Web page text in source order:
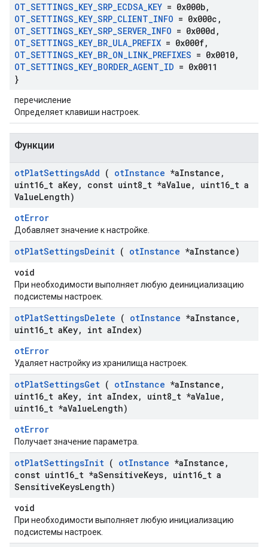
OT_SETTINGS_KEY_SRP_ECDSA_KEY = 0x000b,
OT_SETTINGS_KEY_SRP_CLIENT_INFO = 0x000c ,
OT_SETTINGS_KEY_SRP_SERVER_INFO = 0x000d ,
OT_SETTINGS_KEY_BR_ULA_PREFIX = 0x000f,
OT_SETTINGS_KEY_BR_ON_LINK_PREFIXES = 0x0010,
OT_SETTINGS_KEY_BORDER_AGENT_ID = 0x0011
}
перечисление
Определяет клавиши настроек.
Функции
otPlatSettingsAdd ( otInstance *aInstance ,
uint16 t aKey, const uint8 t *aValue , uint16 t a
ValueLength)
otError
Добавляет значение к настройке.
otPlatSettingsDeinit ( otInstance *aInstance)
void
При необходимости выполняет любую деинициализацию
подсистемы настроек.
otPlatSettingsDelete ( otInstance *aInstance ,
uint16 t aKey, int aIndex)
otError
Удаляет настройку из хранилища настроек.
otPlatSettingsGet ( otInstance *aInstance ,
uint16 t aKey, int aIndex, uint8 t *aValue ,
uint16 t *aValueLength)
otError
Получает значение параметра.
otPlatSettingsInit ( otInstance *aInstance ,
const uint16 t *aSensitiveKeys, uint16 t a
SensitiveKeysLength)
void
При необходимости выполняет любую инициализацию
подсистемы настроек.